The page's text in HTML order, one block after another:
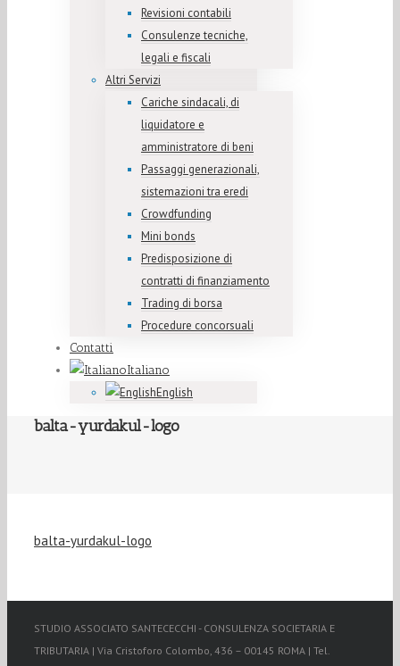
Revisioni contabili
Consulenze tecniche,
legali e fiscali
Altri Servizi
Cariche sindacali, di
liquidatore e
amministratore di beni
Passaggi generazionali,
sistemazioni tra eredi
Crowdfunding
Mini bonds
Predisposizione di
contratti di finanziamento
Trading di borsa
Procedure concorsuali
Contatti
Italiano
English
balta-yurdakul-logo
balta-yurdakul-logo
STUDIO ASSOCIATO SANTECECCHI - CONSULENZA SOCIETARIA E
TRIBUTARIA | Via Cristoforo Colombo, 436 – 00145 ROMA | Tel.